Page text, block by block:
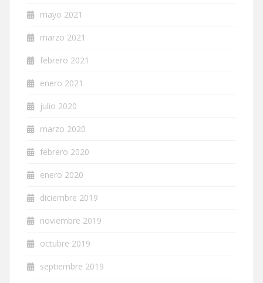
mayo 2021
marzo 2021
febrero 2021
enero 2021
julio 2020
marzo 2020
febrero 2020
enero 2020
diciembre 2019
noviembre 2019
octubre 2019
septiembre 2019